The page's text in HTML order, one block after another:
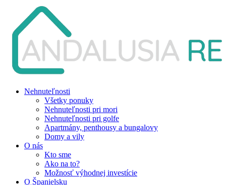
Nehnuteľnosti
Všetky ponuky
Nehnuteľnosti pri mori
Nehnuteľnosti pri golfe
Apartmány, penthousy a bungalovy
Domy a vily
O nás
Kto sme
Ako na to?
Možnosť výhodnej investície
O Španielsku